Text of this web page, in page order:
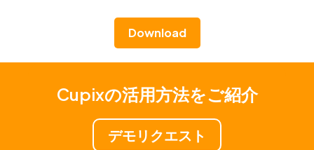
Download
Cupixの活用方法をご紹介
デモリクエスト